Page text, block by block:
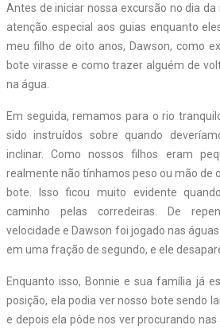
Antes de iniciar nossa excursão no dia
atenção especial aos guias enquanto
meu filho de oito anos, Dawson, como
bote virasse e como trazer alguém de
na água.
Em seguida, remamos para o rio
sido instruídos sobre quando
inclinar. Como nossos filhos eram
realmente não tínhamos peso ou mão de
bote. Isso ficou muito evidente
caminho pelas corredeiras. De
velocidade e Dawson foi jogado nas
em uma fração de segundo, e ele
Enquanto isso, Bonnie e sua família já
posição, ela podia ver nosso bote sendo
e depois ela pôde nos ver procurando